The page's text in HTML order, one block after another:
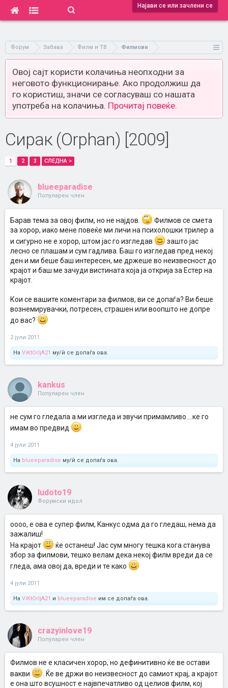
Најави се или зачлени се
Форум Забава Филм и ТВ Филмови
Овој сајт користи колачиња неопходни за
неговото функционирање. Ако продолжиш да
го користиш, значи се согласуваш со нашата
употреба на колачиња. Прочитај повеќе.
Сирак (Orphan) [2009]
1 2 3 СЛЕДНА >
blueeparadise
Популарен член
Барав тема за овој филм, но не најдов.
Филмов се смета
за хорор, иако мене повеќе ми личи на психолошки трилер а
и сигурно не е хорор, штом јас го изгледав
зашто јас
лесно се плашам и сум гадлива. Баш го изгледав пред некој
ден и ми беше баш интересен, ме држеше во неизвесност до
крајот и баш ме зачуди вистината која ја открија за Естер на
крајот.
Кои се вашите коментари за филмов, ви се допаѓа? Ви беше
вознемирувачки, потресен, страшен или воопшто не допре
до вас?
2 јули 2011
На ViKtOrIjA21 му/ѝ се допаѓа ова.
kankus
Популарен член
не сум го гледала а ми изгледа и звучи примамливо....ке го
имам во предвид
4 јули 2011
На blueeparadise му/ѝ се допаѓа ова.
ludoto19
Форумски идол
оооо, е ова е супер филм, Kанкус одма да го гледаш, нема да
зажалиш!
Hа крајот
ќе останеш! Jас сум многу тешка кога станува
збор за филмови, тешко велам дека некој филм вреди да се
гледа, ама овој да, вреди и те како
4 јули 2011
На ViKtOrIjA21 и blueeparadise им се допаѓа ова.
crazyinlove19
Популарен член
Филмов не е класичен хорор, но дефинитивно ќе ве остави
вакви
. Ќе ве држи во неизвесност до самиот крај, а крајот
е она што всушност е највпечатливо од целиов филм, кој